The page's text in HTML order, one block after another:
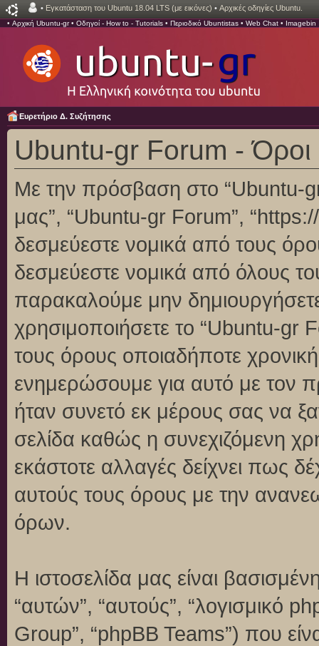
• Εγκατάσταση του Ubuntu 18.04 LTS (με εικόνες) • Αρχικές οδηγίες Ubuntu.
• Αρχική Ubuntu-gr• Οδηγοί - How to - Tutorials • Περιοδικό Ubuntistas • Web Chat • Imagebin
Ευρετήριο Δ. Συζήτησης
Ubuntu-gr Forum -
Με την πρόσβαση στο “Ubuntu-gr
μας”, “Ubuntu-gr Forum”,
δεσμεύεστε νομικά από τους
δεσμεύεστε νομικά από όλους
παρακαλούμε μην
χρησιμοποιήσετε το “Ubuntu-gr
τους όρους οποιαδήποτε
ενημερώσουμε για αυτό με τον
ήταν συνετό εκ μέρους σας να
σελίδα καθώς η συνεχιζόμενη
εκάστοτε αλλαγές δείχνει πως
αυτούς τους όρους με την
όρων.
Η ιστοσελίδα μας είναι
“αυτών”, “αυτούς”, “λογισμικό
Group”, “phpBB Teams”) που